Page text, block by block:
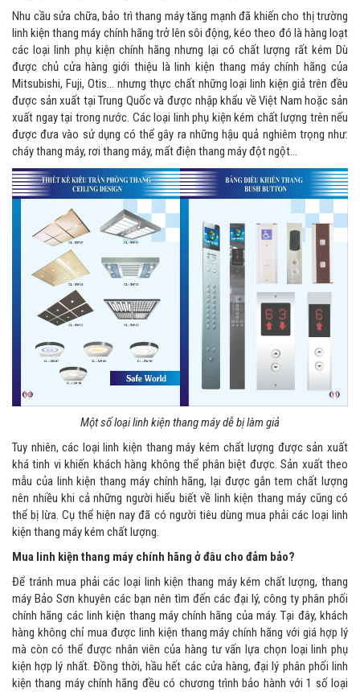
Nhu cầu sửa chữa, bảo trì thang máy tăng mạnh đã khiến cho thị trường
linh kiện thang máy chính hãng trở lên sôi động, kéo theo đó là hàng loạt
các loại linh phụ kiện chính hãng nhưng lại có chất lượng rất kém Dù
được chủ cửa hàng giới thiệu là linh kiện thang máy chính hãng của
Mitsubishi, Fuji, Otis… nhưng thực chất những loại linh kiện giả trên đều
được sản xuất tại Trung Quốc và được nhập khẩu về Việt Nam hoặc sản
xuất ngay tại trong nước. Các loại linh phụ kiện kém chất lượng trên nếu
được đưa vào sử dụng có thể gây ra những hậu quả nghiêm trọng như:
cháy thang máy, rơi thang máy, mất điện thang máy đột ngột…
Một số loại linh kiện thang máy dễ bị làm giả
Tuy nhiên, các loại linh kiện thang máy kém chất lượng được sản xuất
khá tinh vi khiến khách hàng không thể phân biệt được. Sản xuất theo
mẫu của linh kiện thang máy chính hãng, lại được gắn tem chất lượng
nên nhiều khi cả những người hiểu biết về linh kiện thang máy cũng có
thể bị lừa. Cụ thể hiện nay đã có người tiêu dùng mua phải các loại linh
kiện thang máy kém chất lượng.
Mua linh kiện thang máy chính hãng ở đâu cho đảm bảo?
Để tránh mua phải các loại linh kiện thang máy kém chất lượng, thang
máy Bảo Sơn khuyên các bạn nên tìm đến các đại lý, công ty phân phối
chính hãng các linh kiện thang máy chính hãng của máy. Tại đây, khách
hàng không chỉ mua được linh kiện thang máy chính hãng với giá hợp lý
mà còn có thể được nhân viên của hàng tư vấn lựa chọn loại linh phụ
kiện hợp lý nhất. Đồng thời, hầu hết các cửa hàng, đại lý phân phối linh
kiện thang máy chính hãng đều có chương trình bảo hành với 1 số loại